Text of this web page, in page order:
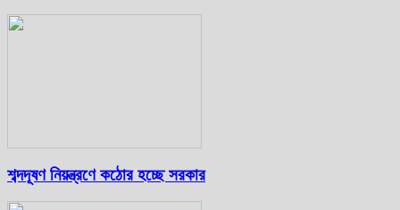
শব্দদূষণ নিয়ন্ত্রণে কঠোর হচ্ছে সরকার